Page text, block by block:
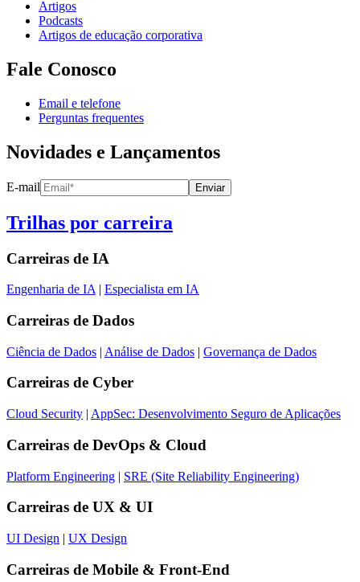
Artigos
Podcasts
Artigos de educação corporativa
Fale Conosco
Email e telefone
Perguntas frequentes
Novidades e Lançamentos
E-mail Enviar
Trilhas por carreira
Carreiras de IA
Engenharia de IA | Especialista em IA
Carreiras de Dados
Ciência de Dados | Análise de Dados | Governança de Dados
Carreiras de Cyber
Cloud Security | AppSec: Desenvolvimento Seguro de Aplicações
Carreiras de DevOps & Cloud
Platform Engineering | SRE (Site Reliability Engineering)
Carreiras de UX & UI
UI Design | UX Design
Carreiras de Mobile & Front-End